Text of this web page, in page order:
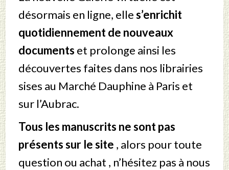
désormais en ligne, elles’enrichit
quotidiennement de nouveaux
documents et prolonge ainsi les
découvertes faites dans nos librairies
sises au Marché Dauphine à Paris et
sur l’Aubrac.
Tous les manuscrits ne sont pas
présents sur le site , alors pour toute
question ou achat , n’hésitez pas à nous